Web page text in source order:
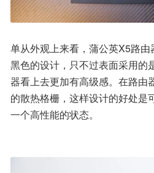
单从外观上来看，蒲公英X5路由
黑色的设计，只不过表面采用的
器看上去更加有高级感。在路由
的散热格栅，这样设计的好处是
一个高性能的状态。